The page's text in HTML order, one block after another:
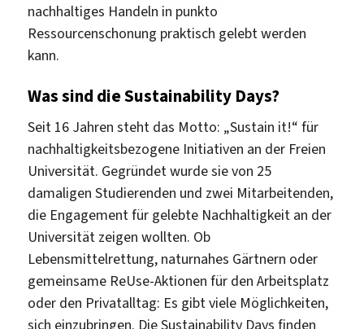
nachhaltiges Handeln in punkto
Ressourcenschonung praktisch gelebt werden
kann.
Was sind die Sustainability Days?
Seit 16 Jahren steht das Motto: „Sustain it!“ für
nachhaltigkeitsbezogene Initiativen an der Freien
Universität. Gegründet wurde sie von 25
damaligen Studierenden und zwei Mitarbeitenden,
die Engagement für gelebte Nachhaltigkeit an der
Universität zeigen wollten. Ob
Lebensmittelrettung, naturnahes Gärtnern oder
gemeinsame ReUse-Aktionen für den Arbeitsplatz
oder den Privatalltag: Es gibt viele Möglichkeiten,
sich einzubringen. Die Sustainability Days finden